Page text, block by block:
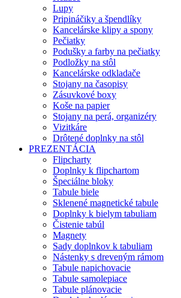
Lupy
Pripináčiky a špendlíky
Kancelárske klipy a spony
Pečiatky
Podušky a farby na pečiatky
Podložky na stôl
Kancelárske odkladače
Stojany na časopisy
Zásuvkové boxy
Koše na papier
Stojany na perá, organizéry
Vizitkáre
Drôtené doplnky na stôl
PREZENTÁCIA
Flipcharty
Doplnky k flipchartom
Špeciálne bloky
Tabule biele
Sklenené magnetické tabule
Doplnky k bielym tabuliam
Čistenie tabúl
Magnety
Sady doplnkov k tabuliam
Nástenky s dreveným rámom
Tabule napichovacie
Tabule samolepiace
Tabule plánovacie